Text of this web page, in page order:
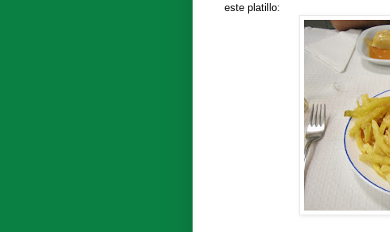
este platillo: